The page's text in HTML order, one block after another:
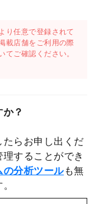
り任意で登録されて
載店舗をご利用の際
てご確認ください。
？
たらお申し出くだ
することができ
の分析ツールも無